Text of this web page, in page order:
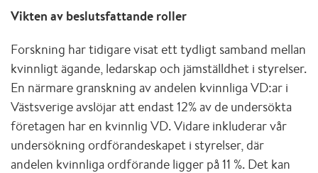
Vikten av beslutsfattande roller
Forskning har tidigare visat ett tydligt samband mellan
kvinnligt ägande, ledarskap och jämställdhet i styrelser.
En närmare granskning av andelen kvinnliga VD:ar i
Västsverige avslöjar att endast 12% av de undersökta
företagen har en kvinnlig VD. Vidare inkluderar vår
undersökning ordförandeskapet i styrelser, där
andelen kvinnliga ordförande ligger på 11 %. Det kan